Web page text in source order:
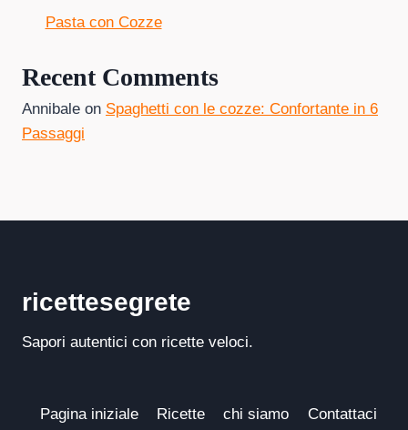
Pasta con Cozze
Recent Comments
Annibale on Spaghetti con le cozze: Confortante in 6
Passaggi
ricettesegrete
Sapori autentici con ricette veloci.
Pagina iniziale Ricette chi siamo Contattaci